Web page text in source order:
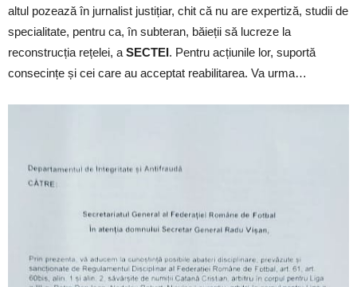
altul pozează în jurnalist justițiar, chit că nu are expertiză, studii de
specialitate, pentru ca, în subteran, băieții să lucreze la
reconstrucția rețelei, a SECTEI. Pentru acțiunile lor, suportă
consecințe și cei care au acceptat reabilitarea. Va urma…